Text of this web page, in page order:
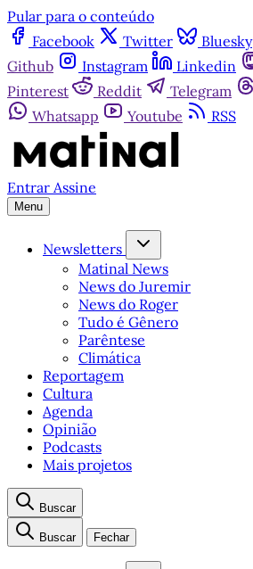
Pular para o conteúdo
Facebook
Twitter Bluesky
Github
Instagram Linkedin
Pinterest
Reddit Telegram
Whatsapp
Youtube RSS
Entrar Assine
Menu
Newsletters
Matinal News
News do Juremir
News do Roger
Tudo é Gênero
Parêntese
Climática
Reportagem
Cultura
Agenda
Opinião
Podcasts
Mais projetos
Buscar
Buscar Fechar